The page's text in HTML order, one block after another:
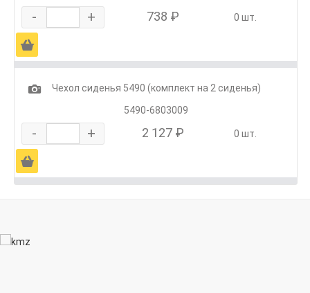
- + 738 ₽ 0 шт.
Ä
1
Чехол сиденья 5490 (комплект на 2 сиденья)
5490-6803009
- + 2 127 ₽ 0 шт.
Ä